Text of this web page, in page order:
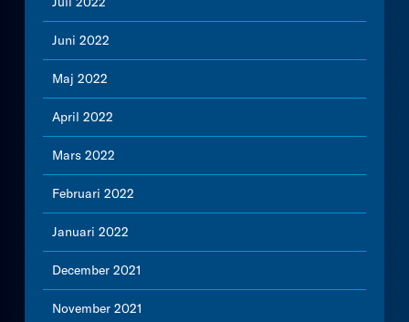
Juni 2022
Maj 2022
April 2022
Mars 2022
Februari 2022
Januari 2022
December 2021
November 2021